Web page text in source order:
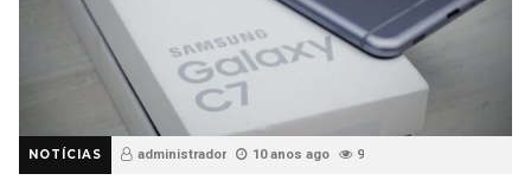
NOTÍCIAS administrador 10 anos ago 9